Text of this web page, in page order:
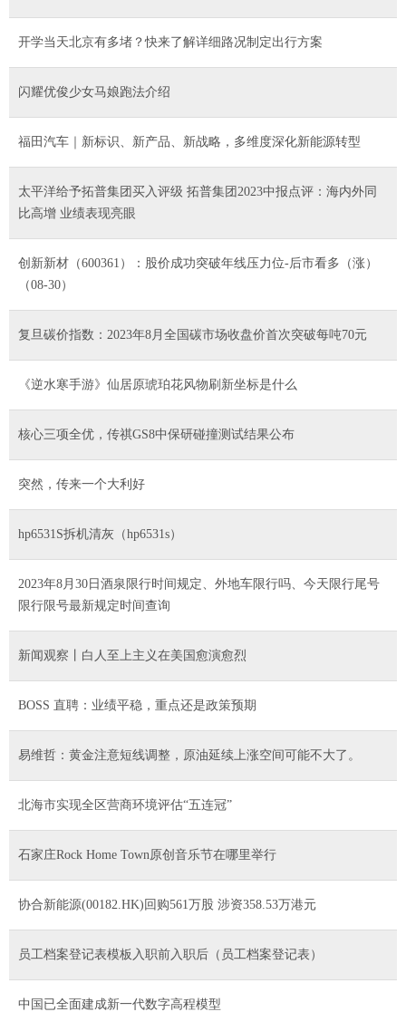
开学当天北京有多堵？快来了解详细路况制定出行方案
闪耀优俊少女马娘跑法介绍
福田汽车｜新标识、新产品、新战略，多维度深化新能源转型
太平洋给予拓普集团买入评级 拓普集团2023中报点评：海内外同
比高增 业绩表现亮眼
创新新材（600361）：股价成功突破年线压力位-后市看多（涨）
（08-30）
复旦碳价指数：2023年8月全国碳市场收盘价首次突破每吨70元
《逆水寒手游》仙居原琥珀花风物刷新坐标是什么
核心三项全优，传祺GS8中保研碰撞测试结果公布
突然，传来一个大利好
hp6531S拆机清灰（hp6531s）
2023年8月30日酒泉限行时间规定、外地车限行吗、今天限行尾号
限行限号最新规定时间查询
新闻观察丨白人至上主义在美国愈演愈烈
BOSS 直聘：业绩平稳，重点还是政策预期
易维哲：黄金注意短线调整，原油延续上涨空间可能不大了。
北海市实现全区营商环境评估“五连冠”
石家庄Rock Home Town原创音乐节在哪里举行
协合新能源(00182.HK)回购561万股 涉资358.53万港元
员工档案登记表模板入职前入职后（员工档案登记表）
中国已全面建成新一代数字高程模型